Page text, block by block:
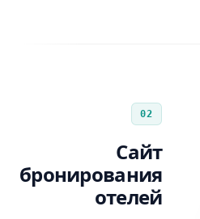
02
Сайт
бронирования
отелей